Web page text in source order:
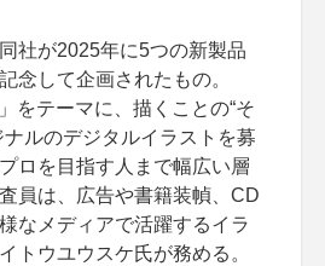
社が2025年に5つの新製品
念して企画されたもの。
をテーマに、描くことの“そ
ナルのデジタルイラストを募
ロを目指す人まで幅広い層
員は、広告や書籍装幀、CD
なメディアで活躍するイラ
トウユウスケ氏が務める。